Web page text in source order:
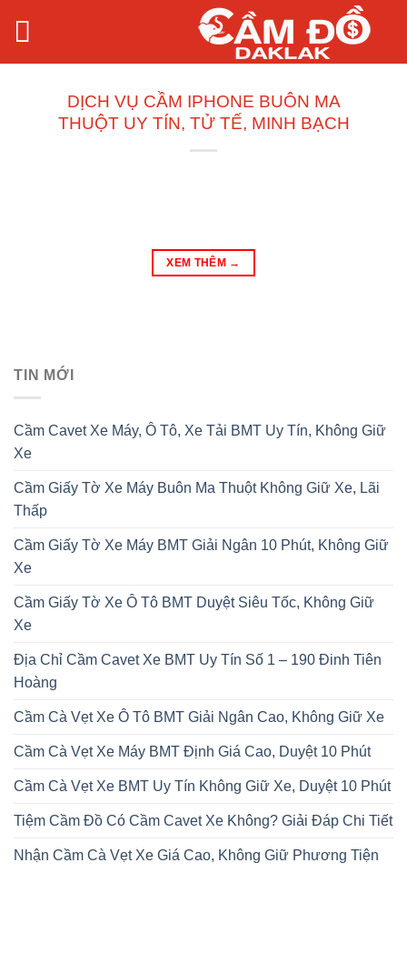
DỊCH VỤ CẦM IPHONE BUÔN MA
THUỘT UY TÍN, TỬ TẾ, MINH BẠCH
XEM THÊM →
TIN MỚI
Cầm Cavet Xe Máy, Ô Tô, Xe Tải BMT Uy Tín, Không Giữ
Xe
Cầm Giấy Tờ Xe Máy Buôn Ma Thuột Không Giữ Xe, Lãi
Thấp
Cầm Giấy Tờ Xe Máy BMT Giải Ngân 10 Phút, Không Giữ
Xe
Cầm Giấy Tờ Xe Ô Tô BMT Duyệt Siêu Tốc, Không Giữ
Xe
Địa Chỉ Cầm Cavet Xe BMT Uy Tín Số 1 – 190 Đinh Tiên
Hoàng
Cầm Cà Vẹt Xe Ô Tô BMT Giải Ngân Cao, Không Giữ Xe
Cầm Cà Vẹt Xe Máy BMT Định Giá Cao, Duyệt 10 Phút
Cầm Cà Vẹt Xe BMT Uy Tín Không Giữ Xe, Duyệt 10 Phút
Tiệm Cầm Đồ Có Cầm Cavet Xe Không? Giải Đáp Chi Tiết
Nhận Cầm Cà Vẹt Xe Giá Cao, Không Giữ Phương Tiện